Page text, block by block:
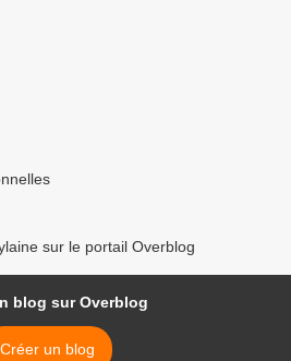
sur le portail Overblog
blog sur Overblog
Créer un blog